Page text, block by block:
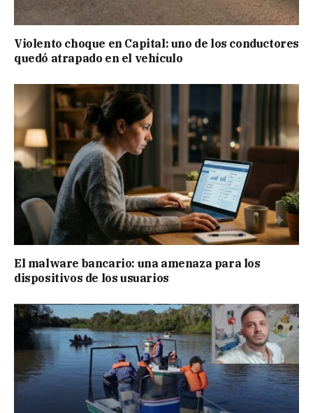
Violento choque en Capital: uno de los conductores
quedó atrapado en el vehículo
El malware bancario: una amenaza para los
dispositivos de los usuarios